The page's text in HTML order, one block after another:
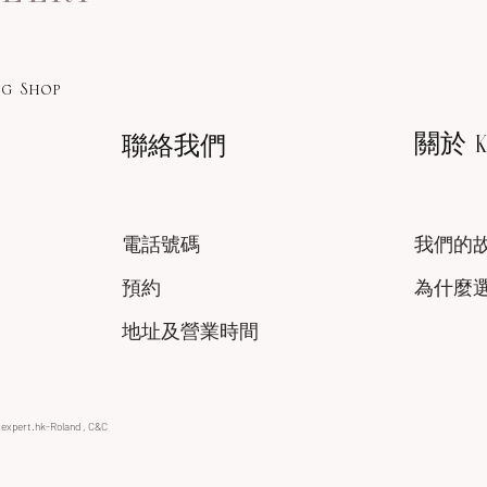
Shop
聯絡我們 關於
電話號碼
預約
我們的
為什麼
地址及營業時間
Roland , C&C